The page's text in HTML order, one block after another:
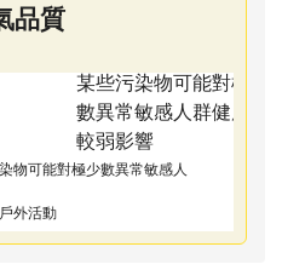
品質
物可能對極少數異常敏感人
外活動